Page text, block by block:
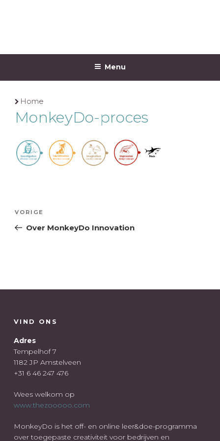
MONKEYDO
Menu
Home
MonkeyDo-proces
Vorig
bericht
VORIGE
Over MonkeyDo Innovation
VIND ONS
Adres
Tempelhof 7
1182 JP Amstelveen
+31 6 46 247 476
Wees welkom op
www.thezooooo.com
MonkeyDo is het off- en online leer&doe-programma
over toegepaste creativiteit voor bedrijven en